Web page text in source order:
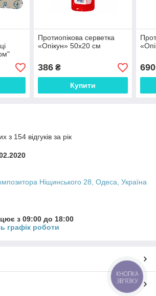
Протиопікова серветка
«Опікун» 50х20 см
386₴
Купити
690
з 154 відгуків за рік
Ніщинського 28, Одеса, Україна
з 09:00 до 18:00
графік роботи
КНОПКА
ЗВ'ЯЗКУ